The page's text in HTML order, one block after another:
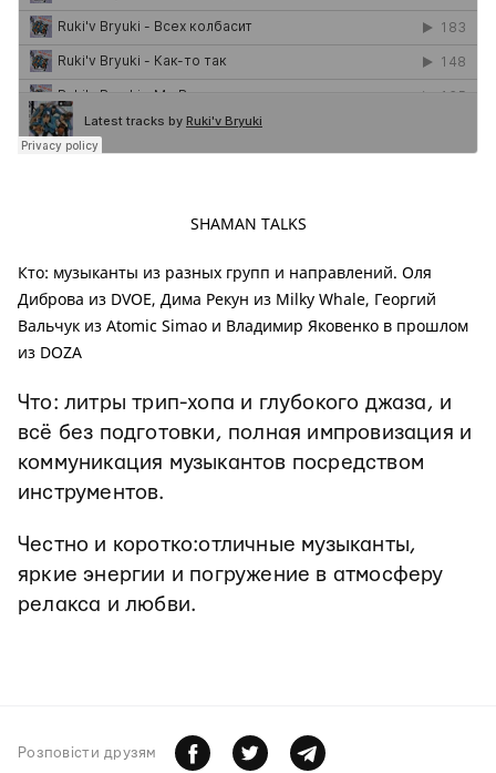
SHAMAN TALKS
Кто: музыканты из разных групп и направлений. Оля
Диброва из DVOE, Дима Рекун из Milky Whale, Георгий
Вальчук из Atomic Simao и Владимир Яковенко в прошлом
из DOZA
Что: литры трип-хопа и глубокого джаза, и
всё без подготовки, полная импровизация и
коммуникация музыкантов посредством
инструментов.
Честно и коротко:отличные музыканты,
яркие энергии и погружение в атмосферу
релакса и любви.
Розповiсти друзям